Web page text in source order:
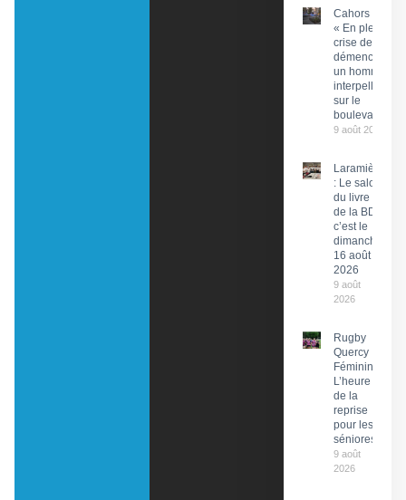
Cahors :
« En pleine
crise de
démence »,
un homme
interpellé
sur le
boulevard
9 août 2026
Laramière
: Le salon
du livre et
de la BD,
c’est le
dimanche
16 août
2026
9 août
2026
Rugby
Quercy
Féminin :
L’heure
de la
reprise
pour les
séniores
9 août
2026